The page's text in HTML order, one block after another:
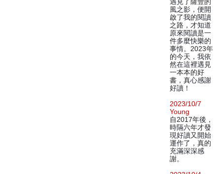
風之影，便開
啟了我的閱讀
之路，才知道
原來閱讀是一
件多麼快樂的
事情。2023年
的今天，我依
然在這裡遇見
一本本的好
書，真心感謝
好讀！
2023/10/7
Young
自2017年後，
時隔六年才發
現好讀又開始
運作了，真的
充滿深深感
謝。